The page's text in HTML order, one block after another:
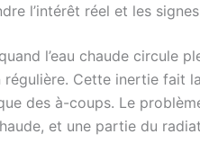
l’intérêt réel et les
l’eau chaude circule
régulière. Cette inertie fait
des à-coups. Le
et une partie du